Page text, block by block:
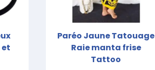
Paréo Jaune Tatouage
Raie manta frise
Tattoo